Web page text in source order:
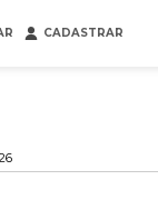
CADASTRAR